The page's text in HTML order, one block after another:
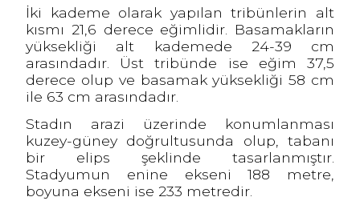
İki kademe olarak yapılan tribünlerin alt
kısmı 21,6 derece eğimlidir. Basamakların
yüksekliği alt kademede 24-39 cm
arasındadır. Üst tribünde ise eğim 37,5
derece olup ve basamak yüksekliği 58 cm
ile 63 cm arasındadır.
Stadın arazi üzerinde konumlanması
kuzey-güney doğrultusunda olup, tabanı
bir elips şeklinde tasarlanmıştır.
Stadyumun enine ekseni 188 metre,
boyuna ekseni ise 233 metredir.